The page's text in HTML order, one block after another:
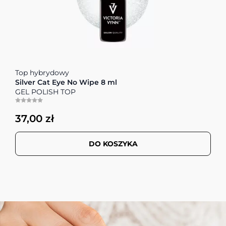
Top hybrydowy
Silver Cat Eye No Wipe 8 ml
GEL POLISH TOP
37,00 zł
DO KOSZYKA